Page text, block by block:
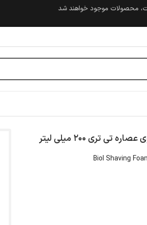
محصولات موجود خواهند شد
تری ۲۰۰ میلی لیتر
Biol Shaving